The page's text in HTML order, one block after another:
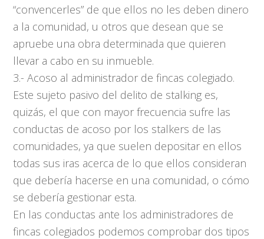
“convencerles” de que ellos no les deben dinero
a la comunidad, u otros que desean que se
apruebe una obra determinada que quieren
llevar a cabo en su inmueble.
3.- Acoso al administrador de fincas colegiado.
Este sujeto pasivo del delito de stalking es,
quizás, el que con mayor frecuencia sufre las
conductas de acoso por los stalkers de las
comunidades, ya que suelen depositar en ellos
todas sus iras acerca de lo que ellos consideran
que debería hacerse en una comunidad, o cómo
se debería gestionar esta.
En las conductas ante los administradores de
fincas colegiados podemos comprobar dos tipos